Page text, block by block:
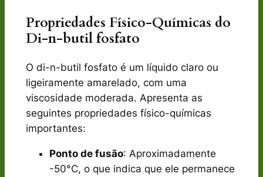
Propriedades Físico-Químicas do
Di-n-butil fosfato
O di-n-butil fosfato é um líquido claro ou
ligeiramente amarelado, com uma
viscosidade moderada. Apresenta as
seguintes propriedades físico-químicas
importantes:
Ponto de fusão: Aproximadamente
-50°C, o que indica que ele permanece